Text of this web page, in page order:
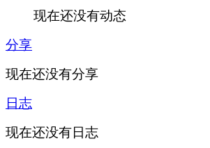
现在还没有动态
分享
现在还没有分享
日志
现在还没有日志